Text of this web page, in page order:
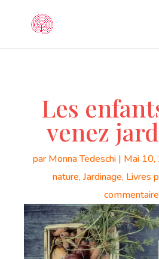
Les
venez
parMonna Tedeschi | Mai
nature,Jardinage, Livres